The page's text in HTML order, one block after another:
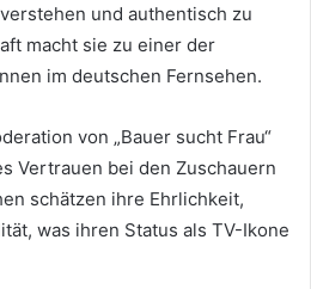
und authentisch zu
macht sie zu einer der
im deutschen Fernsehen.
von „Bauer sucht Frau“
Vertrauen bei den Zuschauern
schätzen ihre Ehrlichkeit,
was ihren Status als TV-Ikone